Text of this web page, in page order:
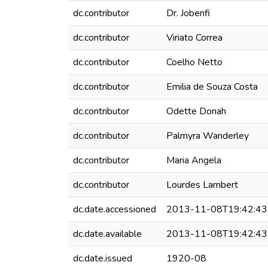
dc.contributor
Dr. Jobenfi
dc.contributor
Viriato Correa
dc.contributor
Coelho Netto
dc.contributor
Emilia de Souza Costa
dc.contributor
Odette Donah
dc.contributor
Palmyra Wanderley
dc.contributor
Maria Angela
dc.contributor
Lourdes Lambert
dc.date.accessioned
2013-11-
dc.date.available
2013-11-
dc.date.issued
1920-08